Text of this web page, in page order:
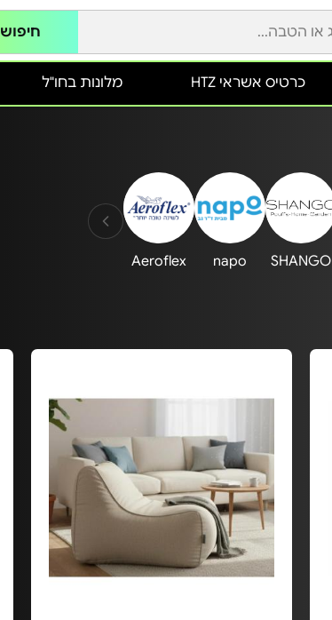
חיפוש
מלונות בחו"ל כרטיס אשראי HTZ
SHANGO
napo
Aeroflex